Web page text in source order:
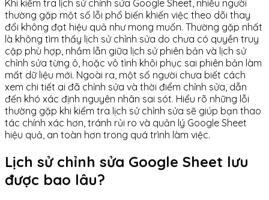
Khi kiểm tra lịch sử chỉnh sửa Google Sheet, nhiều người
thường gặp một số lỗi phổ biến khiến việc theo dõi thay
đổi không đạt hiệu quả như mong muốn. Thường gặp nhất
là không tìm thấy lịch sử chỉnh sửa do chưa có quyền truy
cập phù hợp, nhầm lẫn giữa lịch sử phiên bản và lịch sử
chỉnh sửa từng ô, hoặc vô tình khôi phục sai phiên bản làm
mất dữ liệu mới. Ngoài ra, một số người chưa biết cách
xem chi tiết ai đã chỉnh sửa và thời điểm chỉnh sửa, dẫn
đến khó xác định nguyên nhân sai sót. Hiểu rõ những lỗi
thường gặp khi kiểm tra lịch sử chỉnh sửa sẽ giúp bạn thao
tác chính xác hơn, tránh rủi ro và quản lý Google Sheet
hiệu quả, an toàn hơn trong quá trình làm việc.
Lịch sử chỉnh sửa Google Sheet lưu
được bao lâu?